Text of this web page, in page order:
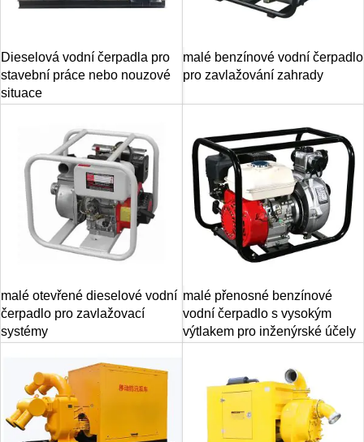
Dieselová vodní čerpadla pro
stavební práce nebo nouzové
situace
malé benzínové vodní čerpadlo
pro zavlažování zahrady
malé otevřené dieselové vodní
čerpadlo pro zavlažovací
systémy
malé přenosné benzínové
vodní čerpadlo s vysokým
výtlakem pro inženýrské účely